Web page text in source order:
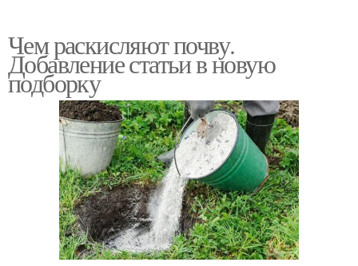
Чем раскисляют почву.
Добавление статьи в новую
подборку